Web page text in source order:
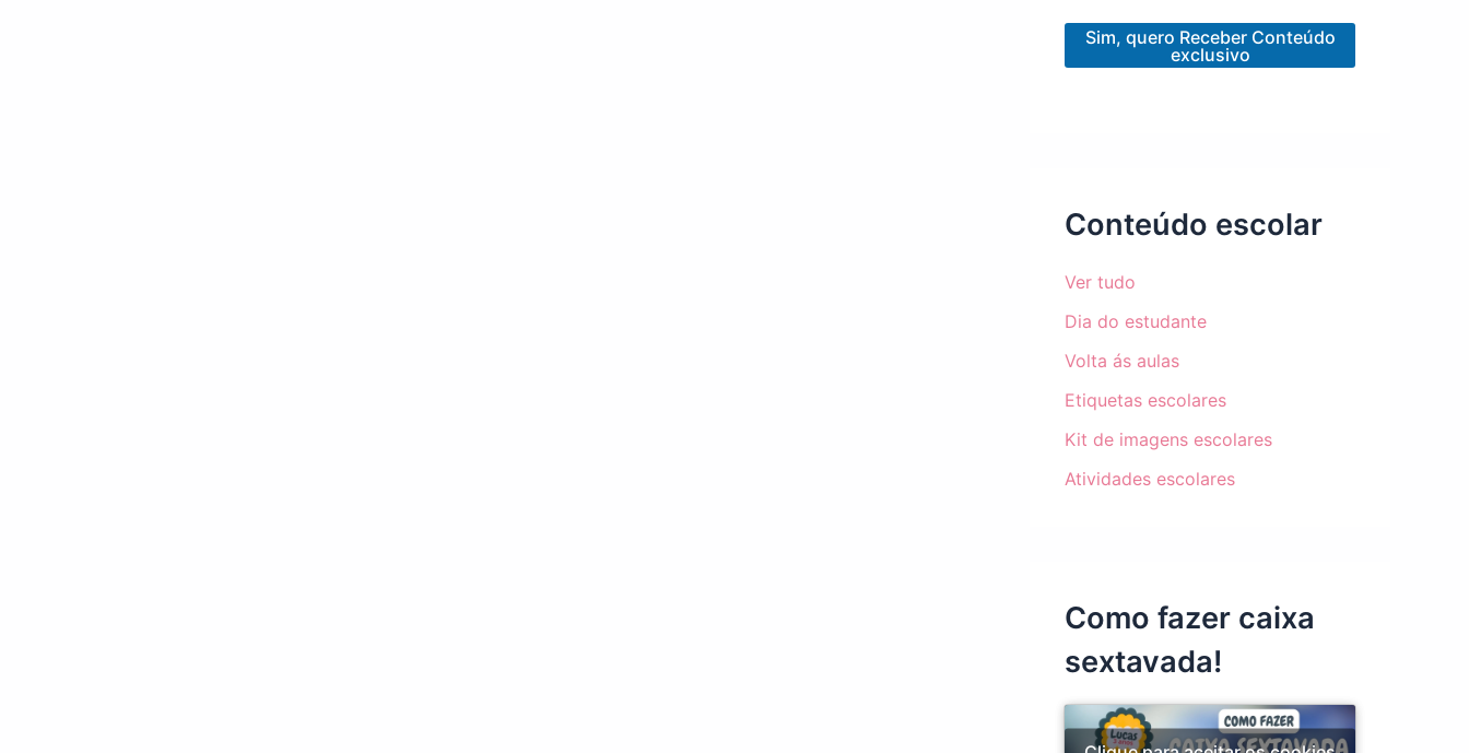
l
Sim, quero Receber Conteúdo
exclusivo
Conteúdo escolar
Ver tudo
Dia do estudante
Volta ás aulas
Etiquetas escolares
Kit de imagens escolares
Atividades escolares
Como fazer caixa
sextavada!